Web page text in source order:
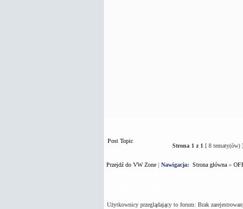
Post Topic
Strona 1 z 1 [ 8 tematy(ów) ]
Przejdź do VW Zone| Nawigacja: Strona główna»
Użytkownicy przeglądający to forum: Brak